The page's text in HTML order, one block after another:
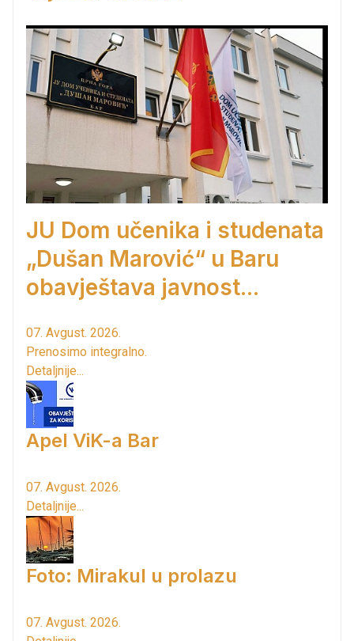
JU Dom učenika i studenata
„Dušan Marović“ u Baru
obavještava javnost...
07. Avgust. 2026.
Prenosimo integralno.
Detaljnije...
Apel ViK-a Bar
07. Avgust. 2026.
Detaljnije...
Foto: Mirakul u prolazu
07. Avgust. 2026.